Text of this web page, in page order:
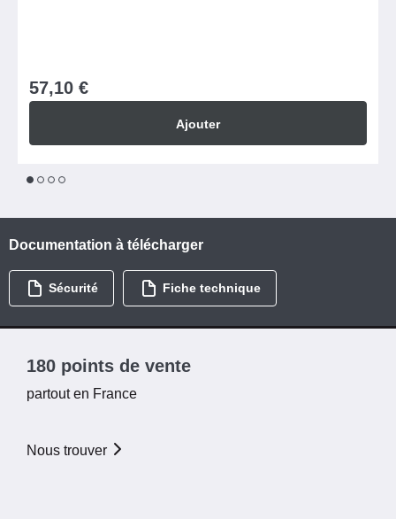
57,10 €
Ajouter
1 2 3
Documentation à télécharger
Sécurité Fiche technique
180 points de vente
partout en France
Nous trouver